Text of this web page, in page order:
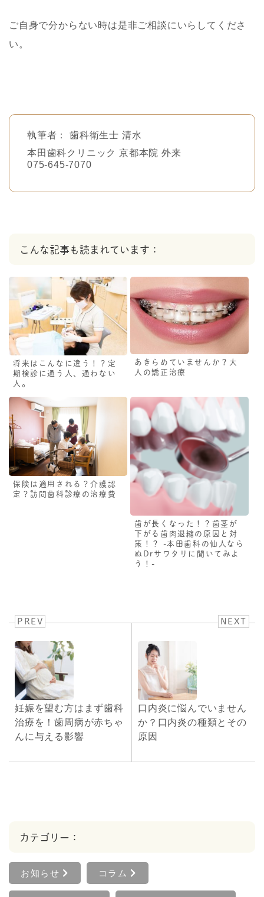
ご自身で分からない時は是非ご相談にいらしてくださ
い。
執筆者：
歯科衛生士 清水
本田歯科クリニック 京都本院 外来
075-645-7070
こんな記事も読まれています：
将来はこんなに違う！？定
期検診に通う人、通わない
人。
あきらめていませんか？大
人の矯正治療
保険は適用される？介護認
定？訪問歯科診療の治療費
歯が長くなった！？歯茎が
下がる歯肉退縮の原因と対
策！？ -本田歯科の仙人なら
ぬDrサワタリに聞いてみよ
う！-
PREV
妊娠を望む方はまず⻭科
治療を！歯周病が赤ちゃ
んに与える影響
NEXT
口内炎に悩んでいません
か？口内炎の種類とその
原因
カテゴリー：
お知らせ コラム